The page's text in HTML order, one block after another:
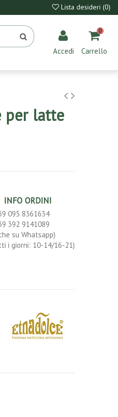
Lista desideri (0)
Accedi
0
Carrello
per latte
INFO ORDINI
095 8361634
392 9141089
su Whatsapp)
i giorni: 10-14/16-21)